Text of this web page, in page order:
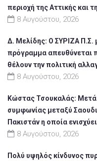
περιοχή της Αττικής και
8 Αυγούστου, 2026
Δ. Μελίδης: Ο ΣΥΡΙΖΑ Π.Σ.
πρόγραμμα απευθύνεται
θέλουν την πολιτική
8 Αυγούστου, 2026
Κώστας Τσουκαλάς: Μετά
συμφωνίας μεταξύ
Πακιστάν η οποία
8 Αυγούστου, 2026
Πολύ υψηλός κίνδυνος